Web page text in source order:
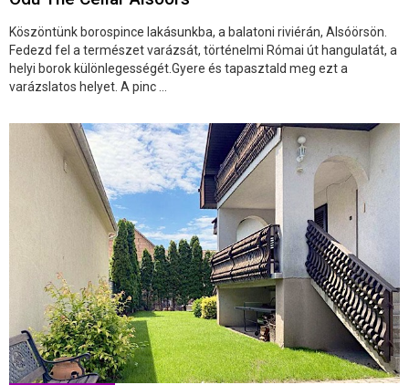
Köszöntünk borospince lakásunkba, a balatoni riviérán, Alsóörsön.
Fedezd fel a természet varázsát, történelmi Római út hangulatát, a
helyi borok különlegességét.Gyere és tapasztald meg ezt a
varázslatos helyet. A pinc ...